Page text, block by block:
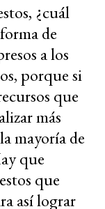
¿cuál
de
a los
porque si
que
más
mayoría de
que
que
así lograr